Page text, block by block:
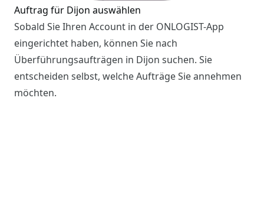
Auftrag für Dijon auswählen
Sobald Sie Ihren Account in der ONLOGIST-App
eingerichtet haben, können Sie nach
Überführungsaufträgen in Dijon suchen. Sie
entscheiden selbst, welche Aufträge Sie annehmen
möchten.